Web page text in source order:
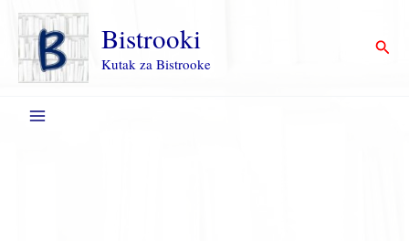
Пређи
садржај
Bistrooki
Kutak za Bistrooke